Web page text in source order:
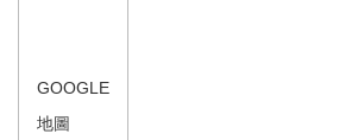
GOOGLE
地圖